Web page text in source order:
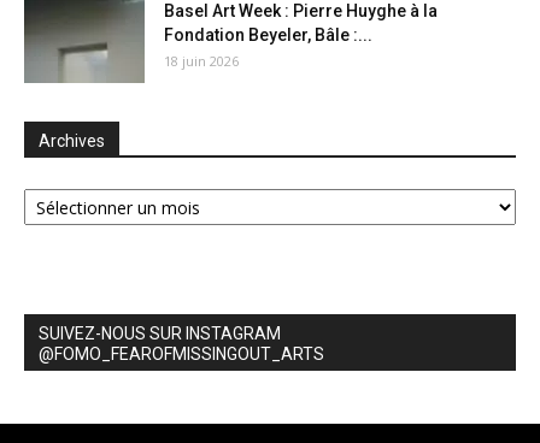
Basel Art Week : Pierre Huyghe à la
Fondation Beyeler, Bâle :...
18 juin 2026
Archives
Archives
SUIVEZ-NOUS SUR INSTAGRAM
@FOMO_FEAROFMISSINGOUT_ARTS